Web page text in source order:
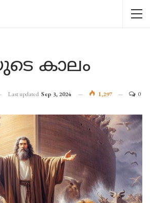
കാലം
Last updated Sep 3, 2024 1,297 0